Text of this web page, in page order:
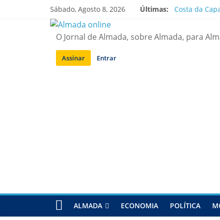
Sábado, Agosto 8, 2026 Últimas:
Costa da
Laranjeiro |
Ponte 25 de
O Jornal de Almada, sobre Almada, para
Assinar Entrar
ALMADA ECONOMIA POLÍTICA